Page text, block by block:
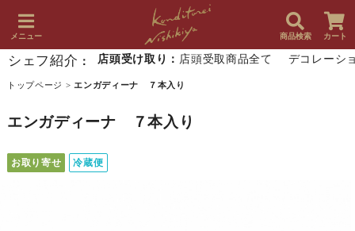
メニュー 商品検索 カート
シェフ紹介 ： 店頭受け取り： 店頭受取商品全て デコレーシ
トップページ > エンガディーナ ７本入り
エンガディーナ ７本入り
お取り寄せ 冷蔵便